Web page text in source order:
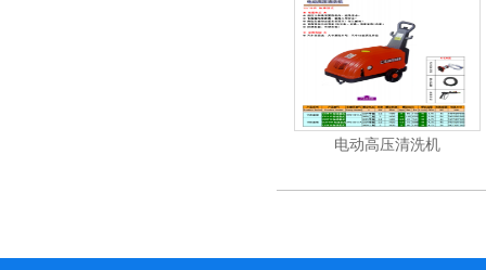
电动高压清洗机